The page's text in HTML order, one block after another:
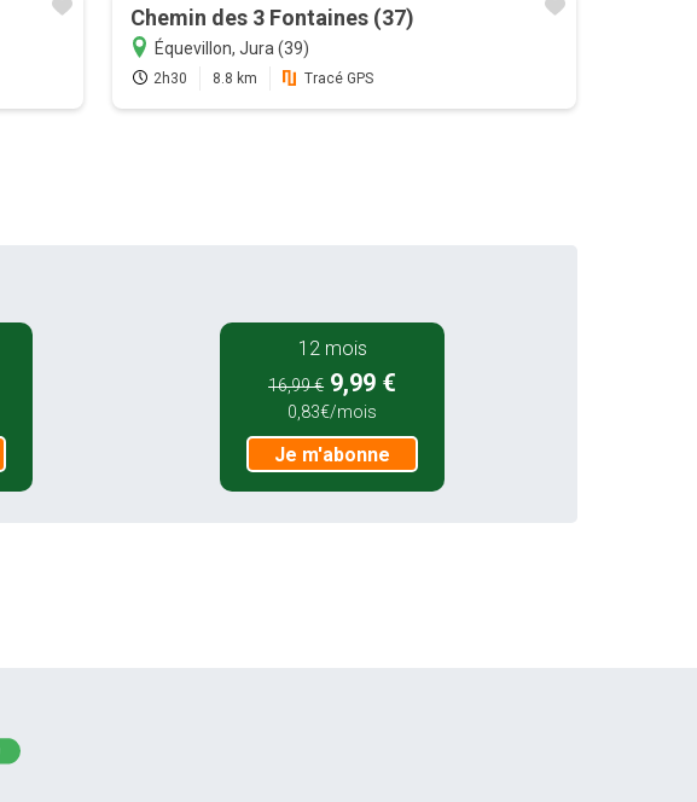
Chemin des 3 Fontaines (37)
Équevillon, Jura (39)
2h30 8.8 km Tracé GPS
12 mois
16,99 € 9,99 €
0,83€/mois
Je m'abonne